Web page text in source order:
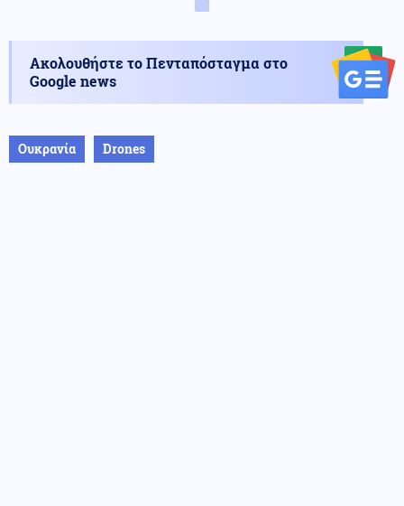
Ακολουθήστε το Πενταπόσταγμα στο
Google news
Ουκρανία Drones